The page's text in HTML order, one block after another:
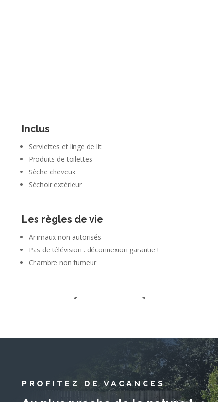
Inclus
Serviettes et linge de lit
Produits de toilettes
Sèche cheveux
Séchoir extérieur
Les règles de vie
Animaux non autorisés
Pas de télévision : déconnexion garantie !
Chambre non fumeur
PROFITEZ DE VACANCES